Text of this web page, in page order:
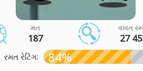
મત
187
વખત
27
રમત રેટિંગ: 84%